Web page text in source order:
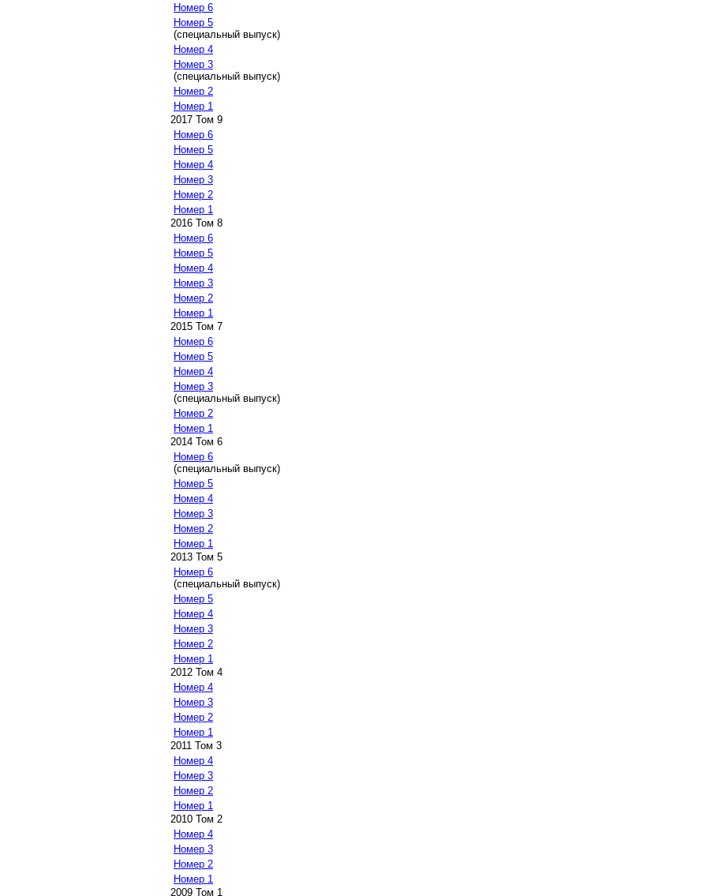
Номер 6
Номер 5
(специальный выпуск)
Номер 4
Номер 3
(специальный выпуск)
Номер 2
Номер 1
2017 Том 9
Номер 6
Номер 5
Номер 4
Номер 3
Номер 2
Номер 1
2016 Том 8
Номер 6
Номер 5
Номер 4
Номер 3
Номер 2
Номер 1
2015 Том 7
Номер 6
Номер 5
Номер 4
Номер 3
(специальный выпуск)
Номер 2
Номер 1
2014 Том 6
Номер 6
(специальный выпуск)
Номер 5
Номер 4
Номер 3
Номер 2
Номер 1
2013 Том 5
Номер 6
(специальный выпуск)
Номер 5
Номер 4
Номер 3
Номер 2
Номер 1
2012 Том 4
Номер 4
Номер 3
Номер 2
Номер 1
2011 Том 3
Номер 4
Номер 3
Номер 2
Номер 1
2010 Том 2
Номер 4
Номер 3
Номер 2
Номер 1
2009 Том 1